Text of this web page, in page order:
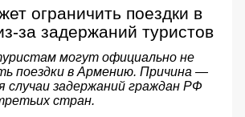
ограничить поездки в
за задержаний туристов
могут официально не
поездки в Армению. Причина —
случаи задержаний граждан РФ
стран.